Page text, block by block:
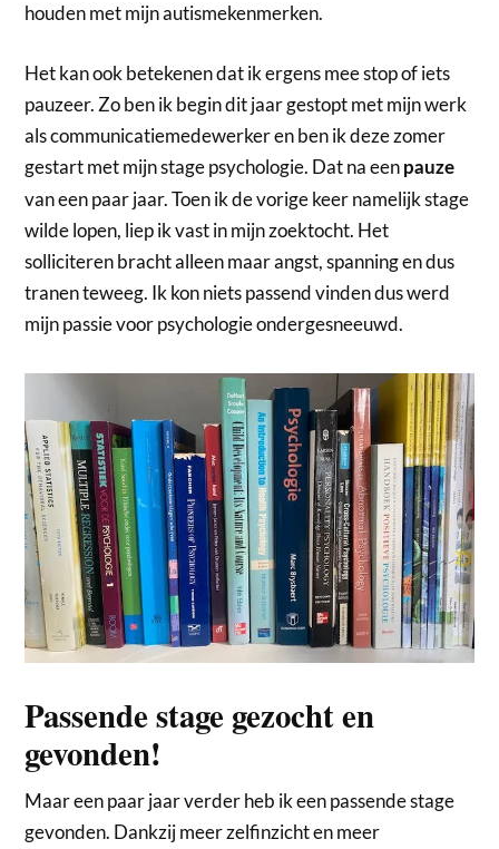
houden met mijn autismekenmerken.
Het kan ook betekenen dat ik ergens mee stop of iets
pauzeer. Zo ben ik begin dit jaar gestopt met mijn werk
als communicatiemedewerker en ben ik deze zomer
gestart met mijn stage psychologie. Dat na een pauze
van een paar jaar. Toen ik de vorige keer namelijk stage
wilde lopen, liep ik vast in mijn zoektocht. Het
solliciteren bracht alleen maar angst, spanning en dus
tranen teweeg. Ik kon niets passend vinden dus werd
mijn passie voor psychologie ondergesneeuwd.
Passende stage gezocht en
gevonden!
Maar een paar jaar verder heb ik een passende stage
gevonden. Dankzij meer zelfinzicht en meer